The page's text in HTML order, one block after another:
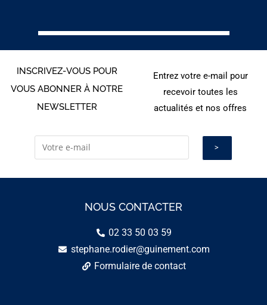
INSCRIVEZ-VOUS POUR
VOUS ABONNER À NOTRE
NEWSLETTER
Entrez votre e-mail pour
recevoir toutes les
actualités et nos offres
NOUS CONTACTER
02 33 50 03 59
stephane.rodier@guinement.com
Formulaire de contact